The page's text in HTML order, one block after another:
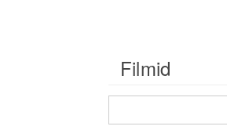
Filmid